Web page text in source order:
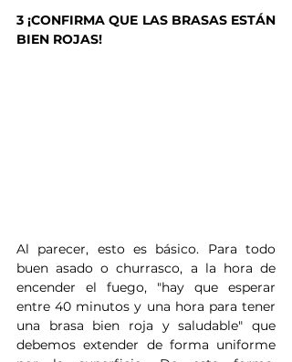
3 ¡CONFIRMA QUE LAS BRASAS ESTÁN
BIEN ROJAS!
Al parecer, esto es básico. Para todo
buen asado o churrasco, a la hora de
encender el fuego, "hay que esperar
entre 40 minutos y una hora para tener
una brasa bien roja y saludable" que
debemos extender de forma uniforme